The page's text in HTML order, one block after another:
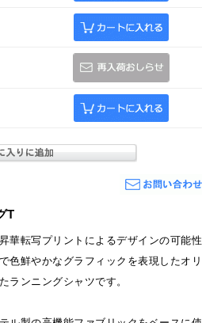
T
華転写プリントによるデザインの可能性
色鮮やかなグラフィックを表現したオリ
ランニングシャツです。